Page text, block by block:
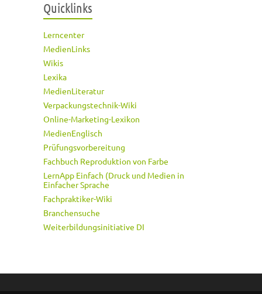
Quicklinks
Lerncenter
MedienLinks
Wikis
Lexika
MedienLiteratur
Verpackungstechnik-Wiki
Online-Marketing-Lexikon
MedienEnglisch
Prüfungsvorbereitung
Fachbuch Reproduktion von Farbe
LernApp Einfach (Druck und Medien in
Einfacher Sprache
Fachpraktiker-Wiki
Branchensuche
Weiterbildungsinitiative DI